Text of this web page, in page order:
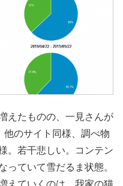
えたものの、一見さんが
のサイト同様、調べ物
。若干悲しい。コンテン
っていて雪だるま状態。
えていくのは、我家の猫